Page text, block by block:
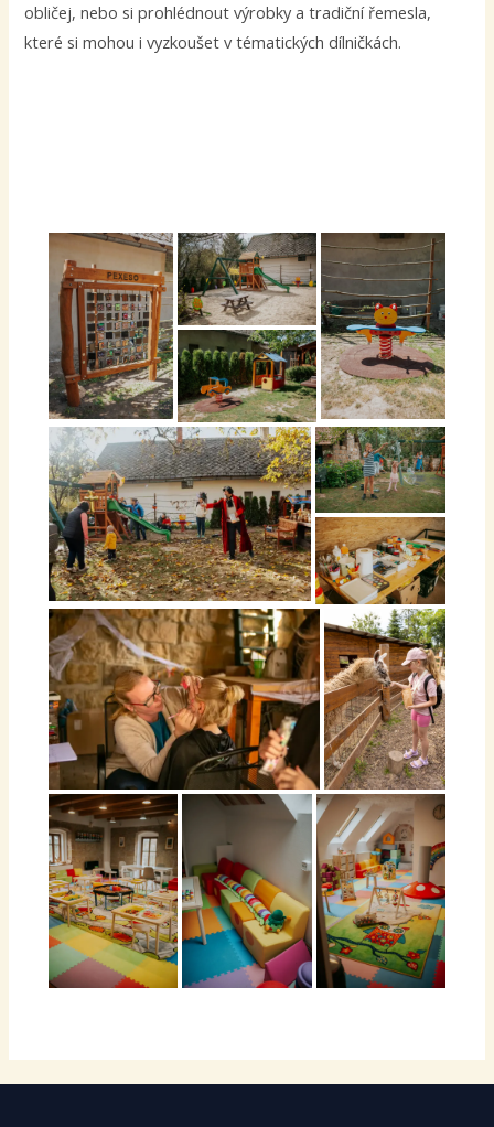
obličej, nebo si prohlédnout výrobky a tradiční řemesla,
které si mohou i vyzkoušet v tématických dílničkách.